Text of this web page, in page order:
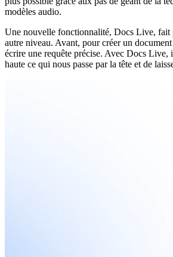
modèles audio.
Une nouvelle fonctionnalité, Docs Live, fait
autre niveau. Avant, pour créer un
écrire une requête précise. Avec Docs
haute ce qui nous passe par la tête et de